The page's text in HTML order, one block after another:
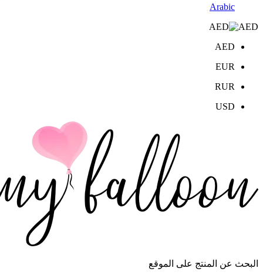
Arabic
AED
AED
EUR
RUR
USD
البحث عن المنتج على الموقع